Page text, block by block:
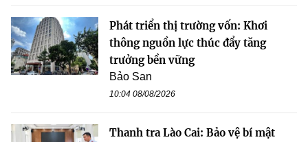
Phát triển thị trường vốn: Khơi
thông nguồn lực thúc đẩy tăng
trưởng bền vững
Bảo San
10:04 08/08/2026
Thanh tra Lào Cai: Bảo vệ bí mật